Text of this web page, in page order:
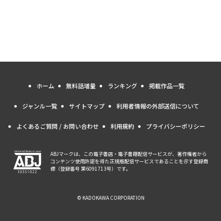
ホーム 無料話増量 ランキング 掲載作品一覧
ジャンル一覧 サイトマップ 利用者情報の外部送信について
よくあるご質問 / お問い合わせ 利用規約 プライバシーポリシー
ABJマークは、この電子書店・電子書籍配信サービスが、著作権者から
コンテンツ使用許諾を得た正規版配信サービスであることを示す登録商
標（登録番号 第6091713号）です。
© KADOKAWA CORPORATION